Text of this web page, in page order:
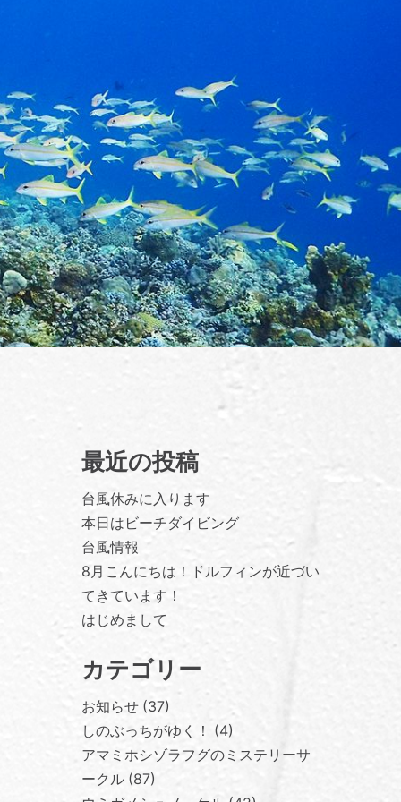
最近の投稿
台風休みに入ります
本日はビーチダイビング
台風情報
8月こんにちは！ドルフィンが近づい
てきています！
はじめまして
カテゴリー
お知らせ 37
しのぶっちがゆく！
4
アマミホシゾラフグのミステリーサ
ークル 87